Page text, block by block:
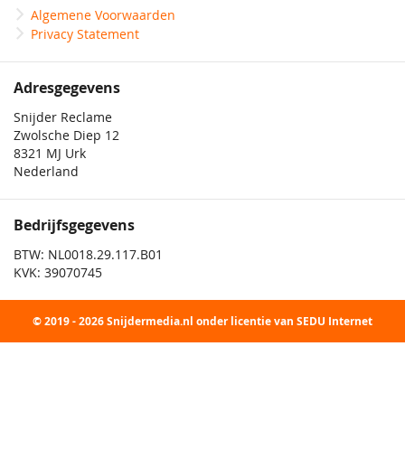
Algemene Voorwaarden
Privacy Statement
Adresgegevens
Snijder Reclame
Zwolsche Diep 12
8321 MJ Urk
Nederland
Bedrijfsgegevens
BTW: NL0018.29.117.B01
KVK: 39070745
© 2019 - 2026 Snijdermedia.nl onder licentie van SEDU Internet